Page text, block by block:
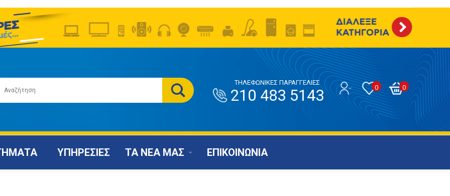
0
0
ΤΗΛΕΦΩΝΙΚΕΣ ΠΑΡΑΓΓΕΛΙΕΣ
210 483 5143
ΥΠΗΡΕΣΙΕΣ ΤΑ ΝΕΑ ΜΑΣ ΕΠΙΚΟΙΝΩΝΙΑ